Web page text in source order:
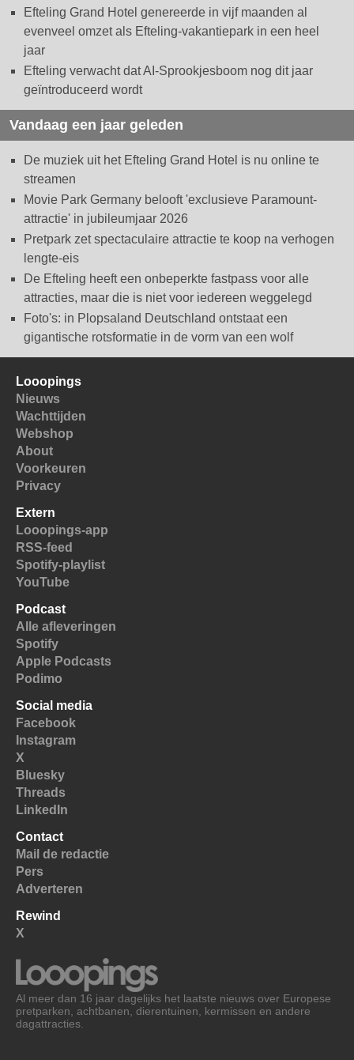
Efteling Grand Hotel genereerde in vijf maanden al
evenveel omzet als Efteling-vakantiepark in een heel
jaar
Efteling verwacht dat AI-Sprookjesboom nog dit jaar
geïntroduceerd wordt
Vandaag een jaar geleden
De muziek uit het Efteling Grand Hotel is nu online te
streamen
Movie Park Germany belooft 'exclusieve Paramount-
attractie' in jubileumjaar 2026
Pretpark zet spectaculaire attractie te koop na verhogen
lengte-eis
De Efteling heeft een onbeperkte fastpass voor alle
attracties, maar die is niet voor iedereen weggelegd
Foto's: in Plopsaland Deutschland ontstaat een
gigantische rotsformatie in de vorm van een wolf
Looopings
Nieuws
Wachttijden
Webshop
About
Voorkeuren
Privacy
Extern
Looopings-app
RSS-feed
Spotify-playlist
YouTube
Podcast
Alle afleveringen
Spotify
Apple Podcasts
Podimo
Social media
Facebook
Instagram
X
Bluesky
Threads
LinkedIn
Contact
Mail de redactie
Pers
Adverteren
Rewind
X
Al meer dan 16 jaar dagelijks het laatste nieuws over Europese
pretparken, achtbanen, dierentuinen, kermissen en andere
dagattracties.